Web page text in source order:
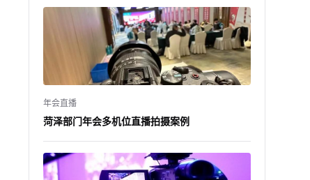
年会直播
菏泽部门年会多机位直播拍摄案例